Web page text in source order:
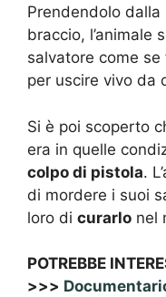
Prendendolo
braccio, l’animale
salvatore come se
per uscire vivo da
Si è poi scoperto
era in quelle
colpo di pistola.
di mordere i suoi
loro di curarlo nel
POTREBBE
>>>